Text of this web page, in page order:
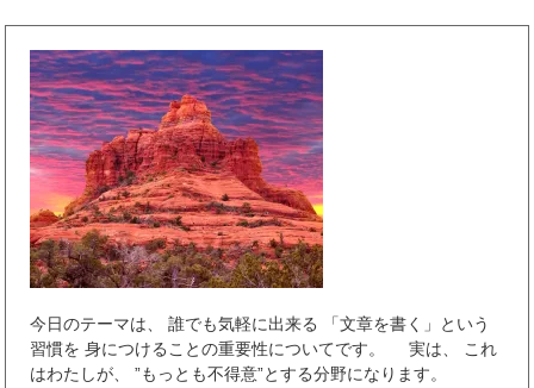
今日のテーマは、 誰でも気軽に出来る 「文章を書く」という
習慣を 身につけることの重要性についてです。 実は、 これ
はわたしが、 ”もっとも不得意”とする分野になります。